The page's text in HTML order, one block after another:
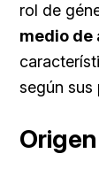
rol de
medio de
según sus